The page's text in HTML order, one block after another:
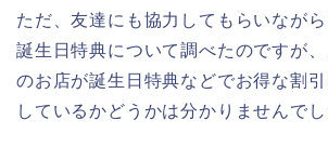
ただ、友達にも協力してもらいなが
誕生日特典について調べたのですが
のお店が誕生日特典などでお得な割
しているかどうかは分かりませんでし